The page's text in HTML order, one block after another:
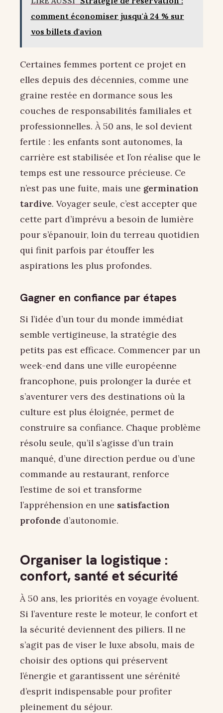
comment économiser jusqu'à 24 % sur
vos billets d'avion
Certaines femmes portent ce projet en
elles depuis des décennies, comme une
graine restée en dormance sous les
couches de responsabilités familiales et
professionnelles. À 50 ans, le sol devient
fertile : les enfants sont autonomes, la
carrière est stabilisée et l’on réalise que le
temps est une ressource précieuse. Ce
n’est pas une fuite, mais une germination
tardive. Voyager seule, c’est accepter que
cette part d’imprévu a besoin de lumière
pour s’épanouir, loin du terreau quotidien
qui finit parfois par étouffer les
aspirations les plus profondes.
Gagner en confiance par étapes
Si l’idée d’un tour du monde immédiat
semble vertigineuse, la stratégie des
petits pas est efficace. Commencer par un
week-end dans une ville européenne
francophone, puis prolonger la durée et
s’aventurer vers des destinations où la
culture est plus éloignée, permet de
construire sa confiance. Chaque problème
résolu seule, qu’il s’agisse d’un train
manqué, d’une direction perdue ou d’une
commande au restaurant, renforce
l’estime de soi et transforme
l’appréhension en une satisfaction
profonde d’autonomie.
Organiser la logistique :
confort, santé et sécurité
À 50 ans, les priorités en voyage évoluent.
Si l’aventure reste le moteur, le confort et
la sécurité deviennent des piliers. Il ne
s’agit pas de viser le luxe absolu, mais de
choisir des options qui préservent
l’énergie et garantissent une sérénité
d’esprit indispensable pour profiter
pleinement du séjour.